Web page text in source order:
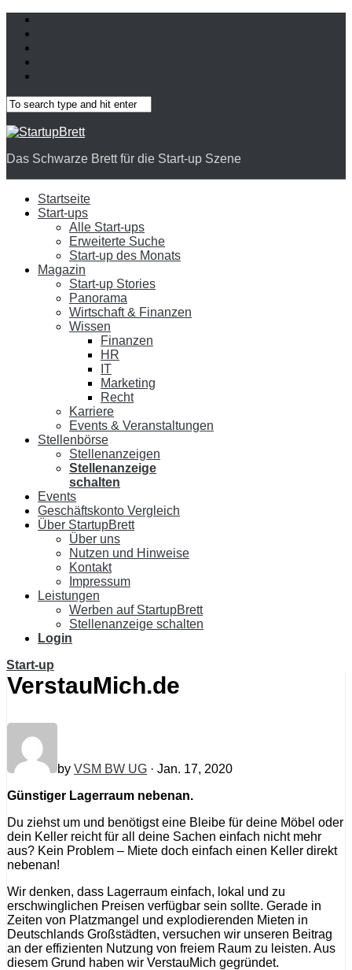
Das Schwarze Brett für die Start-up Szene
Startseite
Start-ups
Alle Start-ups
Erweiterte Suche
Start-up des Monats
Magazin
Start-up Stories
Panorama
Wirtschaft & Finanzen
Wissen
Finanzen
HR
IT
Marketing
Recht
Karriere
Events & Veranstaltungen
Stellenbörse
Stellenanzeigen
Stellenanzeige
schalten
Events
Geschäftskonto Vergleich
Über StartupBrett
Über uns
Nutzen und Hinweise
Kontakt
Impressum
Leistungen
Werben auf StartupBrett
Stellenanzeige schalten
Login
Start-up
VerstauMich.de
by VSM BW UG · Jan. 17, 2020
Günstiger Lagerraum nebenan.
Du ziehst um und benötigst eine Bleibe für deine Möbel oder
dein Keller reicht für all deine Sachen einfach nicht mehr
aus? Kein Problem – Miete doch einfach einen Keller direkt
nebenan!
Wir denken, dass Lagerraum einfach, lokal und zu
erschwinglichen Preisen verfügbar sein sollte. Gerade in
Zeiten von Platzmangel und explodierenden Mieten in
Deutschlands Großstädten, versuchen wir unseren Beitrag
an der effizienten Nutzung von freiem Raum zu leisten. Aus
diesem Grund haben wir VerstauMich gegründet.